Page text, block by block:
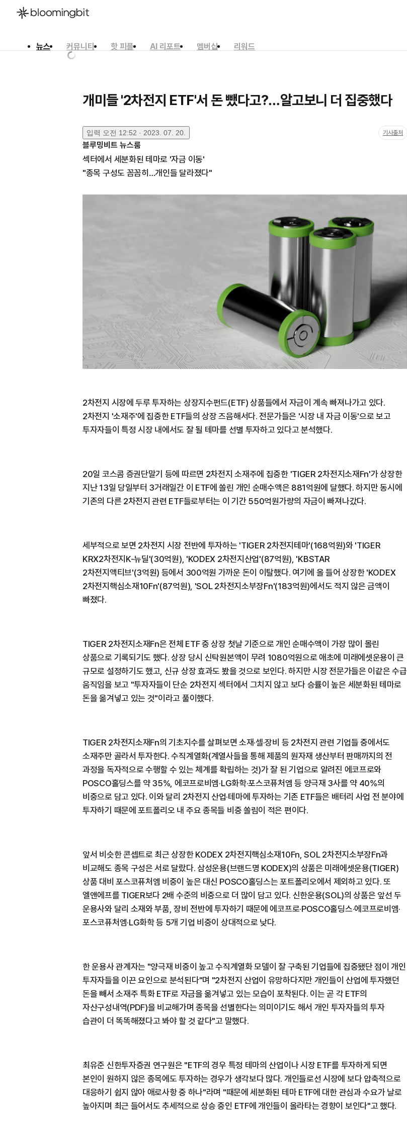
뉴스 커뮤니티 핫 피플 AI 리포트 멤버십
리워드
개미들 '2차전지 ETF'서 돈 뺐다고?…알고보니 더 집중했다
입력 오전 12:52 · 2023. 07. 20. 기사출처
블루밍비트 뉴스룸
섹터에서 세분화된 테마로 '자금 이동'
"종목 구성도 꼼꼼히…개인들 달라졌다"
2차전지 시장에 두루 투자하는 상장지수펀드(ETF) 상품들에서 자금이 계속 빠져나가고 있다.
2차전지 '소재주'에 집중한 ETF들의 상장 즈음해서다. 전문가들은 '시장 내 자금 이동'으로 보고
투자자들이 특정 시장 내에서도 잘 될 테마를 선별 투자하고 있다고 분석했다.
20일 코스콤 증권단말기 등에 따르면 2차전지 소재주에 집중한 'TIGER 2차전지소재Fn'가 상장한
지난 13일 당일부터 3거래일간 이 ETF에 쏠린 개인 순매수액은 881억원에 달했다. 하지만 동시에
기존의 다른 2차전지 관련 ETF들로부터는 이 기간 550억원가량의 자금이 빠져나갔다.
세부적으로 보면 2차전지 시장 전반에 투자하는 'TIGER 2차전지테마'(168억원)와 'TIGER
KRX2차전지K-뉴딜'(30억원), 'KODEX 2차전지산업'(87억원), 'KBSTAR
2차전지액티브'(3억원) 등에서 300억원 가까운 돈이 이탈했다. 여기에 올 들어 상장한 'KODEX
2차전지핵심소재10Fn'(87억원), 'SOL 2차전지소부장Fn'(183억원)에서도 적지 않은 금액이
빠졌다.
TIGER 2차전지소재Fn은 전체 ETF 중 상장 첫날 기준으로 개인 순매수액이 가장 많이 몰린
상품으로 기록되기도 했다. 상장 당시 신탁원본액이 무려 1080억원으로 애초에 미래에셋운용이 큰
규모로 설정하기도 했고, 신규 상장 효과도 봤을 것으로 보인다. 하지만 시장 전문가들은 이같은 수급
움직임을 보고 "투자자들이 단순 2차전지 섹터에서 그치지 않고 보다 승률이 높은 세분화된 테마로
돈을 옮겨넣고 있는 것"이라고 풀이했다.
TIGER 2차전지소재Fn의 기초지수를 살펴보면 소재·셀·장비 등 2차전지 관련 기업들 중에서도
소재주만 골라서 투자한다. 수직계열화(계열사들을 통해 제품의 원자재 생산부터 판매까지의 전
과정을 독자적으로 수행할 수 있는 체계를 확립하는 것)가 잘 된 기업으로 알려진 에코프로와
POSCO홀딩스를 약 35%, 에코프로비엠·LG화학·포스코퓨처엠 등 양극재 3사를 약 40%의
비중으로 담고 있다. 이와 달리 2차전지 산업·테마에 투자하는 기존 ETF들은 배터리 사업 전 분야에
투자하기 때문에 포트폴리오 내 주요 종목들 비중 쏠림이 적은 편이다.
앞서 비슷한 콘셉트로 최근 상장한 KODEX 2차전지핵심소재10Fn, SOL 2차전지소부장Fn과
비교해도 종목 구성은 서로 달랐다. 삼성운용(브랜드명 KODEX)의 상품은 미래에셋운용(TIGER)
상품 대비 포스코퓨처엠 비중이 높은 대신 POSCO홀딩스는 포트폴리오에서 제외하고 있다. 또
엘앤에프를 TIGER보다 2배 수준의 비중으로 더 많이 담고 있다. 신한운용(SOL)의 상품은 앞선 두
운용사와 달리 소재와 부품, 장비 전반에 투자하기 때문에 에코프로·POSCO홀딩스·에코프로비엠·
포스코퓨처엠·LG화학 등 5개 기업 비중이 상대적으로 낮다.
한 운용사 관계자는 "양극재 비중이 높고 수직계열화 모델이 잘 구축된 기업들에 집중됐단 점이 개인
투자자들을 이끈 요인으로 분석된다"며 "2차전지 산업이 유망하다지만 개인들이 산업에 투자했던
돈을 빼서 소재주 특화 ETF로 자금을 옮겨넣고 있는 모습이 포착된다. 이는 곧 각 ETF의
자산구성내역(PDF)을 비교해가며 종목을 선별한다는 의미이기도 해서 개인 투자자들의 투자
습관이 더 똑똑해졌다고 봐야 할 것 같다"고 말했다.
최유준 신한투자증권 연구원은 "ETF의 경우 특정 테마의 산업이나 시장 ETF를 투자하게 되면
본인이 원하지 않은 종목에도 투자하는 경우가 생각보다 많다. 개인들로선 시장에 보다 압축적으로
대응하기 쉽지 않아 애로사항 중 하나"라며 "때문에 세분화된 테마 ETF에 대한 관심과 수요가 날로
높아지며 최근 들어서도 추세적으로 상승 중인 ETF에 개인들이 올라타는 경향이 보인다"고 했다.